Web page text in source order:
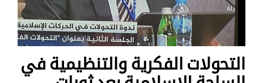
التحولات الفكرية والتنظيمية في